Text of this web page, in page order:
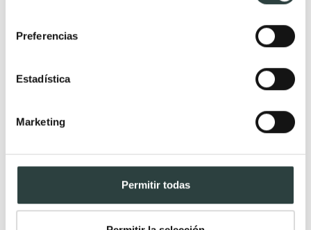
Preferencias
Estadística
Marketing
Permitir todas
299,82€